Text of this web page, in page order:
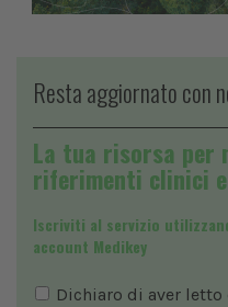
Resta aggiornato con
La tua risorsa per
riferimenti clinici
Iscriviti al servizio
account Medikey
Dichiaro di aver